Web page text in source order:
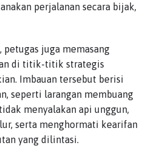
perjalanan secara bijak,
juga memasang
di titik-titik strategis
Imbauan tersebut berisi
seperti larangan membuang
menyalakan api unggun,
serta menghormati kearifan
yang dilintasi.